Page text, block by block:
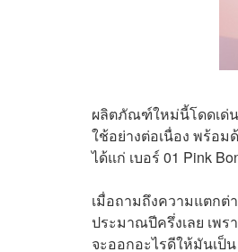
ผลิตภัณฑ์ใหม่นี้โดดเด่น
ใช้อย่างต่อเนื่อง พร้อ
ได้แก่ เบอร์ 01 Pink
เมื่อถามถึงความแตกต่
ประมาณปีครึ่งเลย เพร
จะออกอะไรดีให้มันเป็